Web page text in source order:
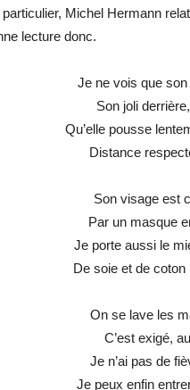
Michel Hermann
lecture donc.
Je ne vois que son
Son joli
Qu’elle pousse
Distance
Son visage est
Par un masque
Je porte aussi le
De soie et de
On se lave les
C’est exigé,
Je n’ai pas de
Je peux enfin